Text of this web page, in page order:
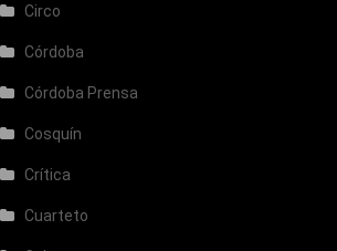
Circo
Córdoba
Córdoba Prensa
Cosquín
Crítica
Cuarteto